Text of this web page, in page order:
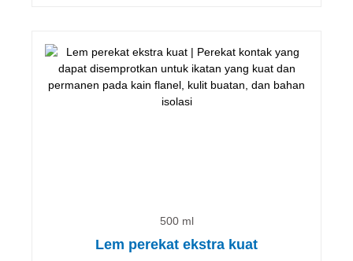
500 ml
Lem perekat ekstra kuat